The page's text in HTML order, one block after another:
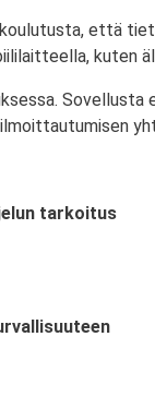
että
kuten
tarkoitus